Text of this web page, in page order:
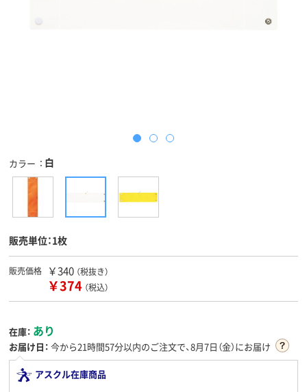
カラー 白
販売単位：1枚
販売価格 ￥340 （税抜き）
￥374 （税込）
在庫： あり
お届け日： 今から21時間57分以内のご注文で、8月7日（金）にお届け
アスクル在庫商品